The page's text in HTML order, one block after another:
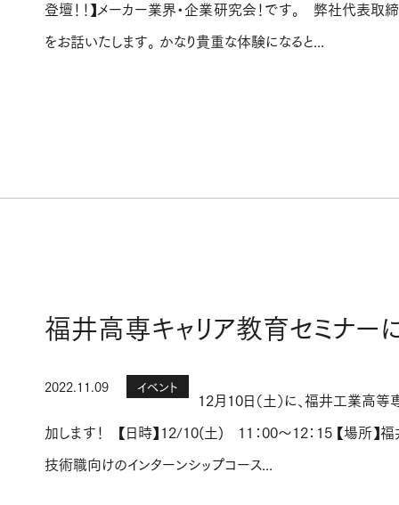
登壇！！】メーカー業界・企業研究会！です。 弊社代表
をお話いたします。 かなり貴重な体験になると...
福井高専キャリア教育セミナー
2022.11.09 イベント
12月10日（土）に、福井工業高
加します！ 【日時】12/10(土) 11：00～12：15 【場
技術職向けのインターンシップコース...